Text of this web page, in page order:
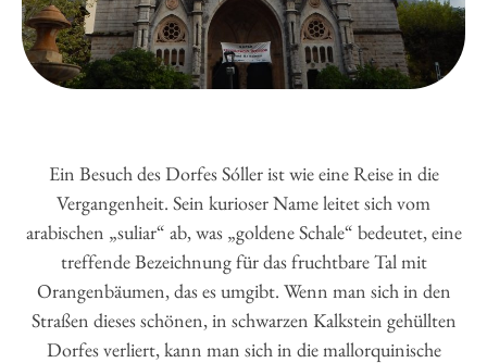
Ein Besuch des Dorfes Sóller ist wie eine Reise in die
Vergangenheit. Sein kurioser Name leitet sich vom
arabischen „suliar“ ab, was „goldene Schale“ bedeutet, eine
treffende Bezeichnung für das fruchtbare Tal mit
Orangenbäumen, das es umgibt. Wenn man sich in den
Straßen dieses schönen, in schwarzen Kalkstein gehüllten
Dorfes verliert, kann man sich in die mallorquinische